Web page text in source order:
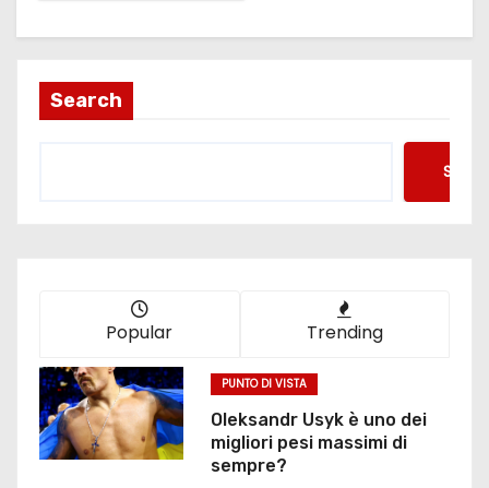
Search
Popular Trending
PUNTO DI VISTA
Oleksandr Usyk è uno dei
migliori pesi massimi di
sempre?